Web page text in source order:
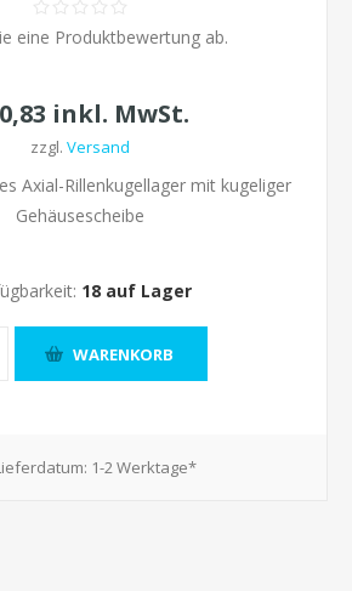
eine Produktbewertung ab.
inkl. MwSt.
zzgl. Versand
Axial-Rillenkugellager mit kugeliger
Gehäusescheibe
18 auf Lager
1-2 Werktage*